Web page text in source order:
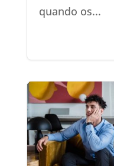
quando os...